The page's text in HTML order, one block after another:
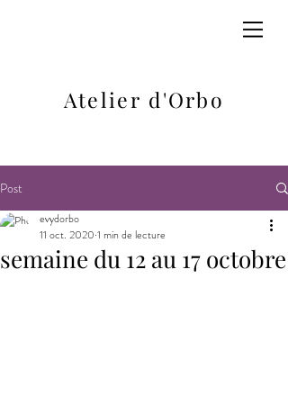
Atelier d'Orbo
Post
semaine du 12 au 17 octobre
evydorbo
11 oct. 2020 1 min de lecture